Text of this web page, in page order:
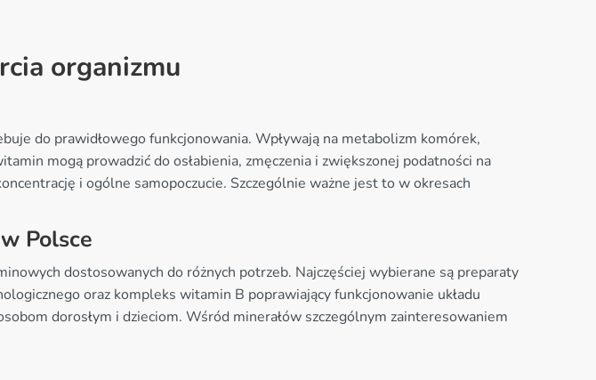
organizmu
do prawidłowego funkcjonowania. Wpływają na metabolizm komórek,
mogą prowadzić do osłabienia, zmęczenia i zwiększonej podatności na
i ogólne samopoczucie. Szczególnie ważne jest to w okresach
Polsce
dostosowanych do różnych potrzeb. Najczęściej wybierane są preparaty
oraz kompleks witamin B poprawiający funkcjonowanie układu
dorosłym i dzieciom. Wśród minerałów szczególnym zainteresowaniem